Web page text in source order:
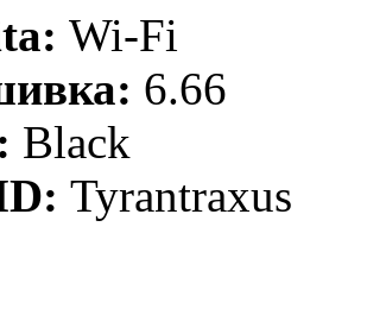
Wi-Fi
6.66
Black
Tyrantraxus